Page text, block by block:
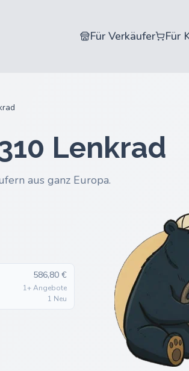
Für Verkäufer Für
Lenkrad
aus ganz Europa.
586,80 €
1+ Angebote
1 Neu